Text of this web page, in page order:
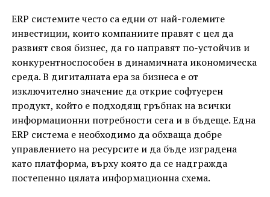
ERP системите често са едни от най-големите
инвестиции, които компаниите правят с цел да
развият своя бизнес, да го направят по-устойчив и
конкурентноспособен в динамичната икономическа
среда. В дигиталната ера за бизнеса е от
изключително значение да открие софтуерен
продукт, който е подходящ гръбнак на всички
информационни потребности сега и в бъдеще. Една
ERP система е необходимо да обхваща добре
управлението на ресурсите и да бъде изградена
като платформа, върху която да се надгражда
постепенно цялата информационна схема.